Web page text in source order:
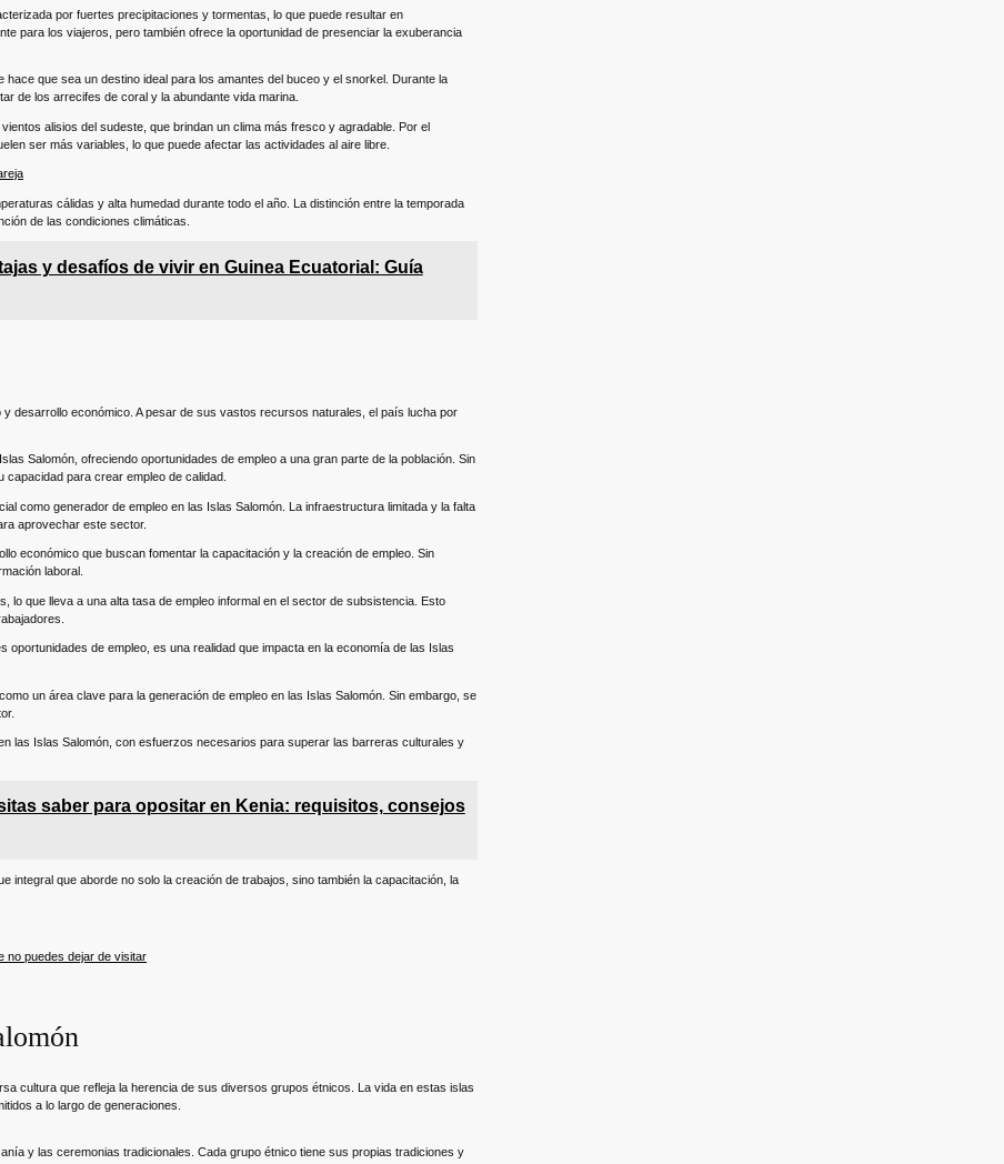
por fuertes precipitaciones y tormentas, lo que puede resultar en
para los viajeros, pero también ofrece la oportunidad de presenciar la exuberancia
que sea un destino ideal para los amantes del buceo y el snorkel. Durante la
de los arrecifes de coral y la abundante vida marina.
alisios del sudeste, que brindan un clima más fresco y agradable. Por el
ser más variables, lo que puede afectar las actividades al aire libre.
cálidas y alta humedad durante todo el año. La distinción entre la temporada
de las condiciones climáticas.
y desafíos de vivir en Guinea Ecuatorial: Guía
desarrollo económico. A pesar de sus vastos recursos naturales, el país lucha por
Salomón, ofreciendo oportunidades de empleo a una gran parte de la población. Sin
para crear empleo de calidad.
como generador de empleo en las Islas Salomón. La infraestructura limitada y la falta
aprovechar este sector.
económico que buscan fomentar la capacitación y la creación de empleo. Sin
laboral.
lo que lleva a una alta tasa de empleo informal en el sector de subsistencia. Esto
de empleo, es una realidad que impacta en la economía de las Islas
un área clave para la generación de empleo en las Islas Salomón. Sin embargo, se
las Islas Salomón, con esfuerzos necesarios para superar las barreras culturales y
saber para opositar en Kenia: requisitos, consejos
integral que aborde no solo la creación de trabajos, sino también la capacitación, la
no puedes dejar de visitar
cultura que refleja la herencia de sus diversos grupos étnicos. La vida en estas islas
a lo largo de generaciones.
y las ceremonias tradicionales. Cada grupo étnico tiene sus propias tradiciones y